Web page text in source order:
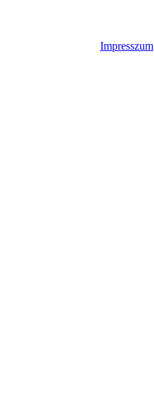
Impresszum